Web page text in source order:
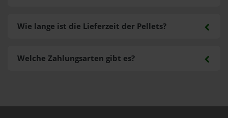
Welche Zahlungsarten gibt es?
Wie lange ist die Lieferzeit der Pellets?